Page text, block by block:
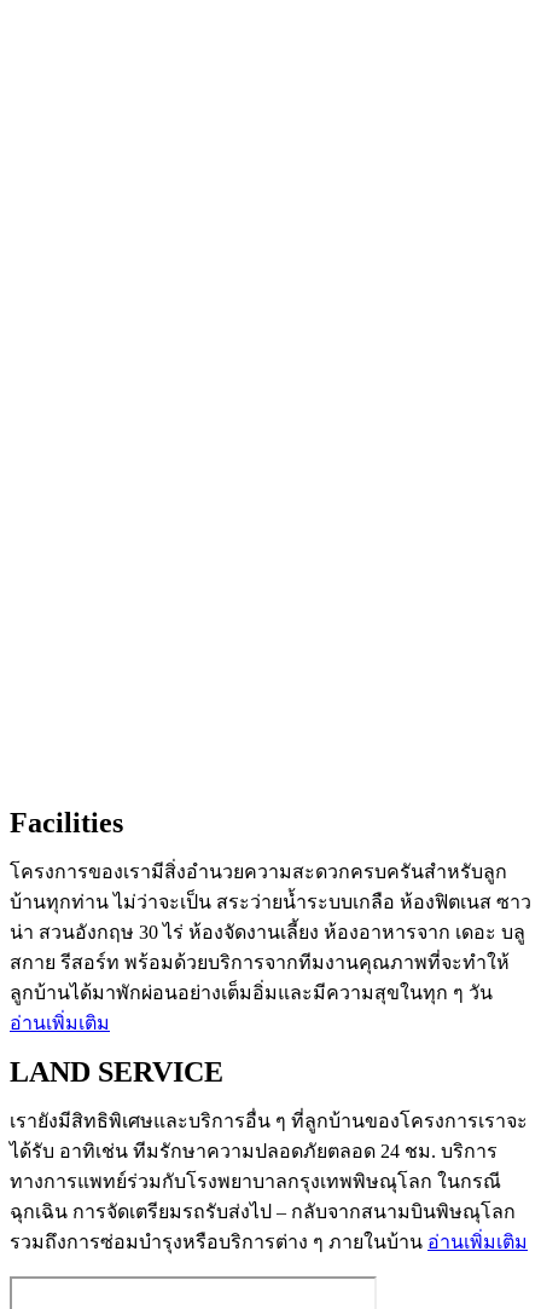
Facilities
โครงการของเรามีสิ่งอำนวยความสะดวกครบครันสำหรับลูก
บ้านทุกท่าน ไม่ว่าจะเป็น สระว่ายน้ำระบบเกลือ ห้องฟิตเนส ซาว
น่า สวนอังกฤษ 30 ไร่ ห้องจัดงานเลี้ยง ห้องอาหารจาก เดอะ บลู
สกาย รีสอร์ท พร้อมด้วยบริการจากทีมงานคุณภาพที่จะทำให้
ลูกบ้านได้มาพักผ่อนอย่างเต็มอิ่มและมีความสุขในทุก ๆ วัน
อ่านเพิ่มเติม
LAND SERVICE
เรายังมีสิทธิพิเศษและบริการอื่น ๆ ที่ลูกบ้านของโครงการเราจะ
ได้รับ อาทิเช่น ทีมรักษาความปลอดภัยตลอด 24 ชม. บริการ
ทางการแพทย์ร่วมกับโรงพยาบาลกรุงเทพพิษณุโลก ในกรณี
ฉุกเฉิน การจัดเตรียมรถรับส่งไป – กลับจากสนามบินพิษณุโลก
รวมถึงการซ่อมบำรุงหรือบริการต่าง ๆ ภายในบ้าน อ่านเพิ่มเติม